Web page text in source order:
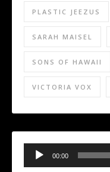
PLASTIC JEEZUS
SARAH MAISEL
SONS OF HAWAII
VICTORIA VOX
Audio
Player
00:00